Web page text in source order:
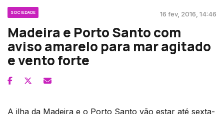
SOCIEDADE 16 fev, 2016, 14:46
Madeira e Porto Santo com
aviso amarelo para mar agitado
e vento forte
A ilha da Madeira e o Porto Santo vão estar até sexta-